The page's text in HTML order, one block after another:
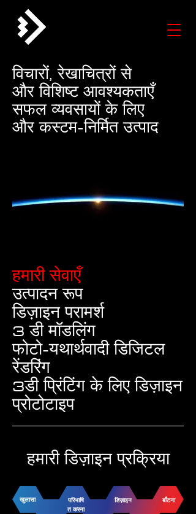
विचारों, रेखाचित्रों से
और विशिष्ट आवश्यकताएँ
सफल व्यवसायों के लिए
और कस्टम-निर्मित उत्पाद
हमारी सेवाएँ
उत्पादन रूप
डिज़ाइन परामर्श
3 डी मॉडलिंग
फोटो-यथार्थवादी डिजिटल
रेंडरिंग
3डी प्रिंटिंग के लिए डिज़ाइन
प्रोटोटाइप
हमारी डिज़ाइन प्रक्रिया
खुलासा
परिभाषि
त करना
डिज़ाइन बाँटना